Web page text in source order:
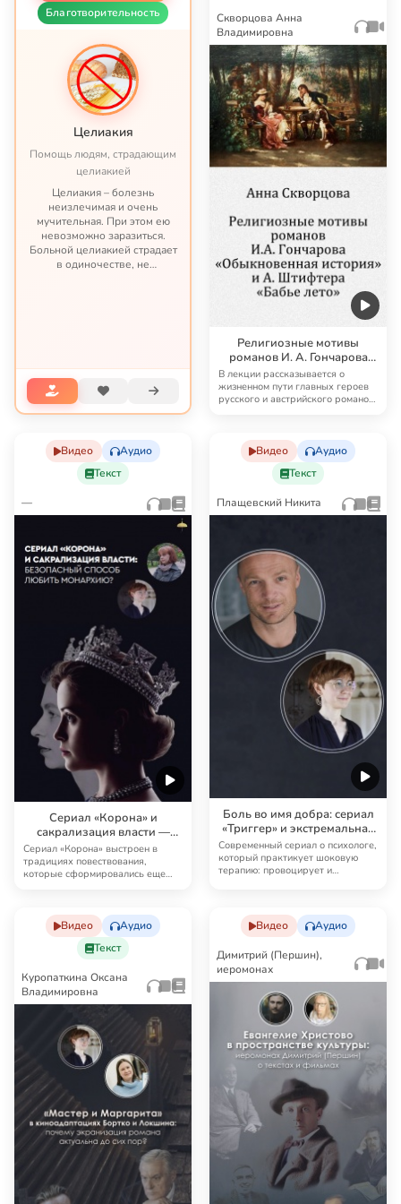
Благотворительность
Целиакия
Помощь людям, страдающим
целиакией
Целиакия – болезнь
неизлечимая и очень
мучительная. При этом ею
невозможно заразиться.
Больной целиакией страдает
в одиночестве, не
Скворцова Анна
Владимировна
Религиозные мотивы
романов И. А. Гончарова
«Обыкновенная история» и
А. Штифтера «Бабье лето»
В лекции рассказывается о
жизненном пути главных героев
русского и австрийского романов.
Видео
Аудио
Текст
—
Сериал «Корона» и
сакрализация власти —
безопасный способ любить
монархию?
Сериал «Корона» выстроен в
традициях повествования,
которые сформировались еще
Видео
Аудио
Текст
Плащевский Никита
Боль во имя добра: сериал
«Триггер» и экстремальная
психология
Современный сериал о психологе,
который практикует шоковую
терапию: провоцирует и
Видео
Аудио
Текст
Куропаткина Оксана
Владимировна
Видео Аудио
Димитрий (Першин),
иеромонах